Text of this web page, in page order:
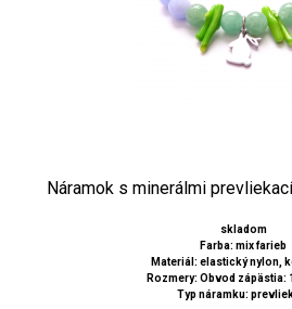
Náramok s minerálmi
skladom
Farba: mix farieb
Materiál: elastický nylon,
Rozmery: Obvod zápästia:
Typ náramku: